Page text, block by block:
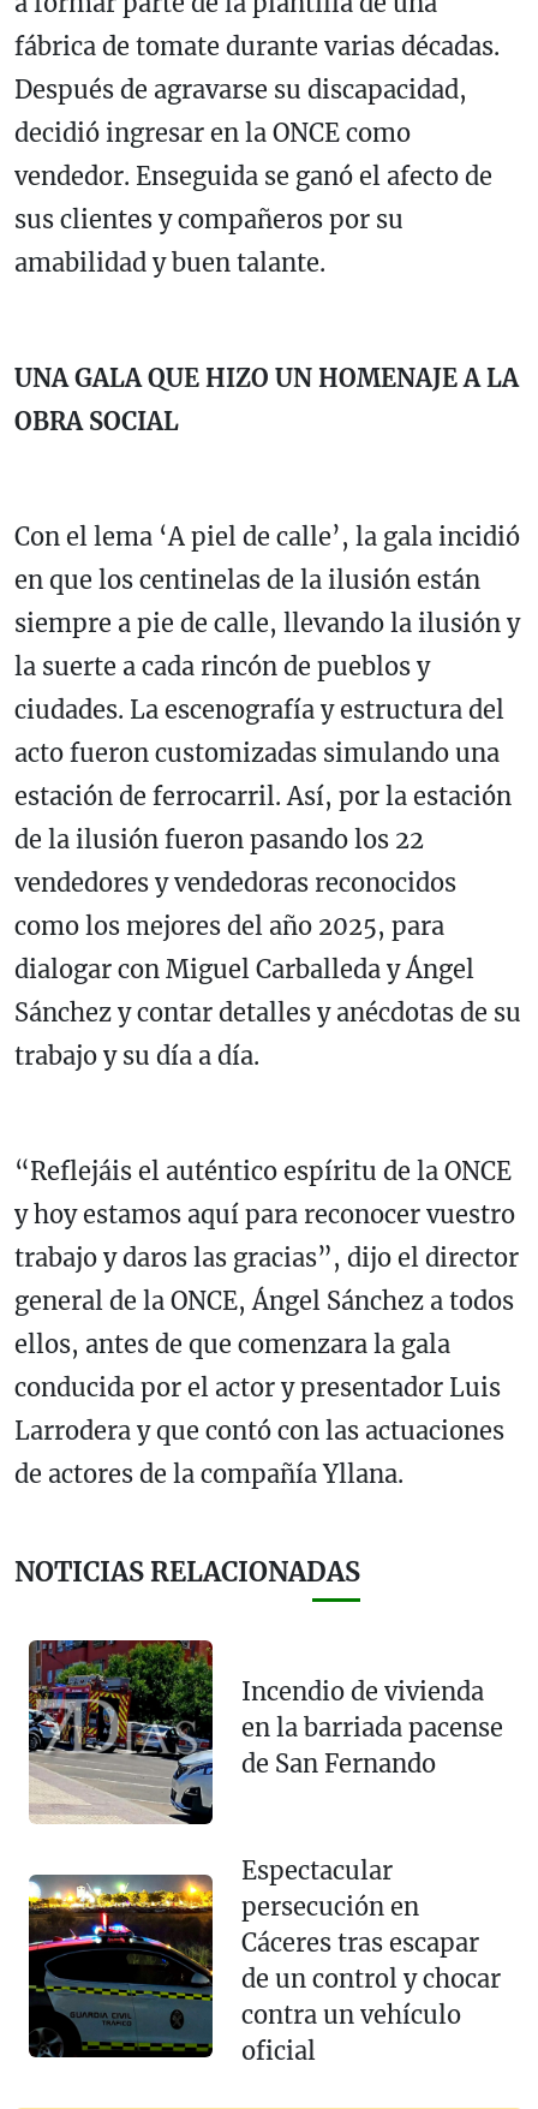
fábrica de tomate durante varias décadas.
Después de agravarse su discapacidad,
decidió ingresar en la ONCE como
vendedor. Enseguida se ganó el afecto de
sus clientes y compañeros por su
amabilidad y buen talante.
UNA GALA QUE HIZO UN HOMENAJE A LA
OBRA SOCIAL
Con el lema ‘A piel de calle’, la gala incidió
en que los centinelas de la ilusión están
siempre a pie de calle, llevando la ilusión y
la suerte a cada rincón de pueblos y
ciudades. La escenografía y estructura del
acto fueron customizadas simulando una
estación de ferrocarril. Así, por la estación
de la ilusión fueron pasando los 22
vendedores y vendedoras reconocidos
como los mejores del año 2025, para
dialogar con Miguel Carballeda y Ángel
Sánchez y contar detalles y anécdotas de su
trabajo y su día a día.
“Reflejáis el auténtico espíritu de la ONCE
y hoy estamos aquí para reconocer vuestro
trabajo y daros las gracias”, dijo el director
general de la ONCE, Ángel Sánchez a todos
ellos, antes de que comenzara la gala
conducida por el actor y presentador Luis
Larrodera y que contó con las actuaciones
de actores de la compañía Yllana.
NOTICIAS RELACIONADAS
Incendio de vivienda
en la barriada pacense
de San Fernando
Espectacular
persecución en
Cáceres tras escapar
de un control y chocar
contra un vehículo
oficial